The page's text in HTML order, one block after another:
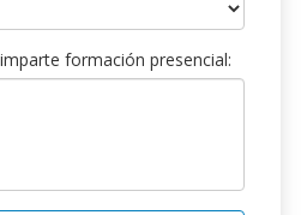
formación presencial: